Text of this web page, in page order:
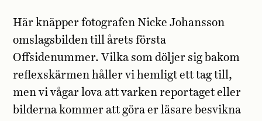
Här knäpper fotografen Nicke Johansson
omslagsbilden till årets första
Offsidenummer. Vilka som döljer sig bakom
reflexskärmen håller vi hemligt ett tag till,
men vi vågar lova att varken reportaget eller
bilderna kommer att göra er läsare besvikna